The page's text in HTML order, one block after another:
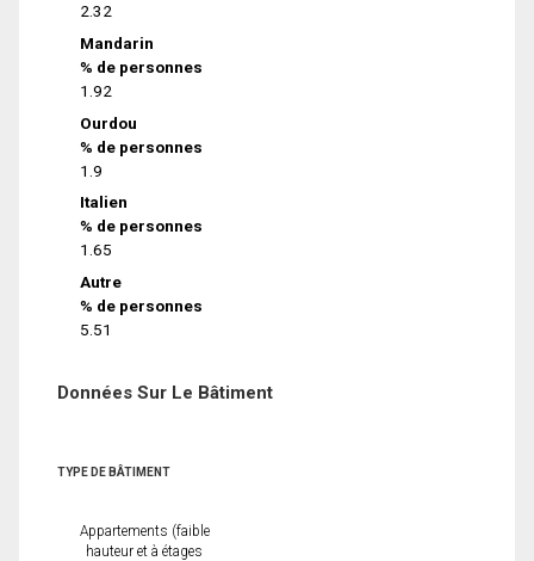
2.32
Mandarin
% de personnes
1.92
Ourdou
% de personnes
1.9
Italien
% de personnes
1.65
Autre
% de personnes
5.51
Données Sur Le Bâtiment
TYPE DE BÂTIMENT
Appartements (faible
hauteur et à étages